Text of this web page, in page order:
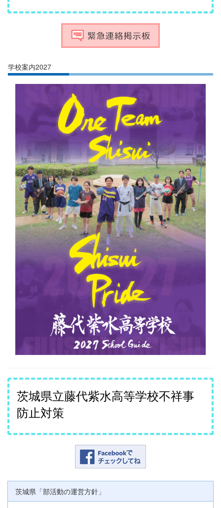
学校案内2027
茨城県立藤代紫水高等学校不祥事
防止対策
茨城県「部活動の運営方針」